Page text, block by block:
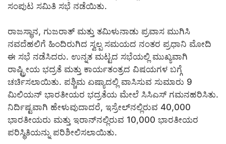
ಸಂಪುಟ ಸಮಿತಿ ಸಭೆ ನಡೆಯಿತು.
ರಾಜಸ್ಥಾನ, ಗುಜರಾತ್ ಮತ್ತು ತಮಿಳುನಾಡು ಪ್ರವಾಸ ಮುಗಿಸಿ
ನವದೆಹಲಿಗೆ ಹಿಂದಿರುಗಿದ ಸ್ವಲ್ಪ ಸಮಯದ ನಂತರ ಪ್ರಧಾನಿ ಮೋದಿ
ಈ ಸಭೆ ನಡೆಸಿದರು. ಉನ್ನತ ಮಟ್ಟದ ಸಭೆಯಲ್ಲಿ ಮುಖ್ಯವಾಗಿ
ರಾಷ್ಟ್ರೀಯ ಭದ್ರತೆ ಮತ್ತು ಕಾರ್ಯತಂತ್ರದ ವಿಷಯಗಳ ಬಗ್ಗೆ
ಚರ್ಚಿಸಲಾಯಿತು. ಪಶ್ಚಿಮ ಏಷ್ಯಾದಲ್ಲಿ ವಾಸಿಸುವ ಸುಮಾರು 9
ಮಿಲಿಯನ್ ಭಾರತೀಯರ ಭದ್ರತೆಯ ಮೇಲೆ ಸಿಸಿಎಸ್ ಗಮನಹರಿಸಿತು.
ನಿರ್ದಿಷ್ಟವಾಗಿ ಹೇಳುವುದಾದರೆ, ಇಸ್ರೇಲ್‌ನಲ್ಲಿರುವ 40,000
ಭಾರತೀಯರು ಮತ್ತು ಇರಾನ್‌ನಲ್ಲಿರುವ 10,000 ಭಾರತೀಯರ
ಪರಿಸ್ಥಿತಿಯನ್ನು ಪರಿಶೀಲಿಸಲಾಯಿತು.